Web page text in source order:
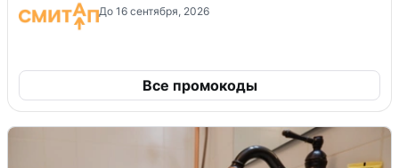
До 16 сентября, 2026
Все промокоды